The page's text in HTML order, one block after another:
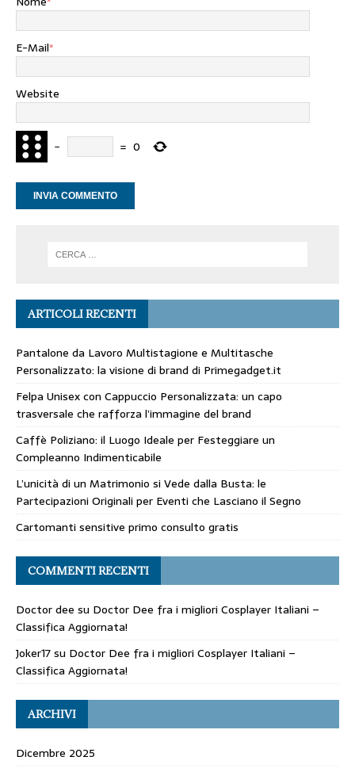
E-Mail*
Website
− = 0
ARTICOLI RECENTI
Pantalone da Lavoro Multistagione e Multitasche
Personalizzato: la visione di brand di Primegadget.it
Felpa Unisex con Cappuccio Personalizzata: un capo
trasversale che rafforza l’immagine del brand
Caffè Poliziano: il Luogo Ideale per Festeggiare un
Compleanno Indimenticabile
L’unicità di un Matrimonio si Vede dalla Busta: le
Partecipazioni Originali per Eventi che Lasciano il Segno
Cartomanti sensitive primo consulto gratis
COMMENTI RECENTI
Doctor dee su Doctor Dee fra i migliori Cosplayer Italiani –
Classifica Aggiornata!
Joker17su Doctor Dee fra i migliori Cosplayer Italiani –
Classifica Aggiornata!
ARCHIVI
Dicembre 2025